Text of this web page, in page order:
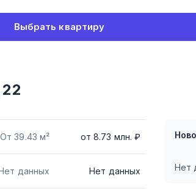
Выбрать квартиру
От 39.43 м² от8.73 млн. ₽
данных Нет данных Нет